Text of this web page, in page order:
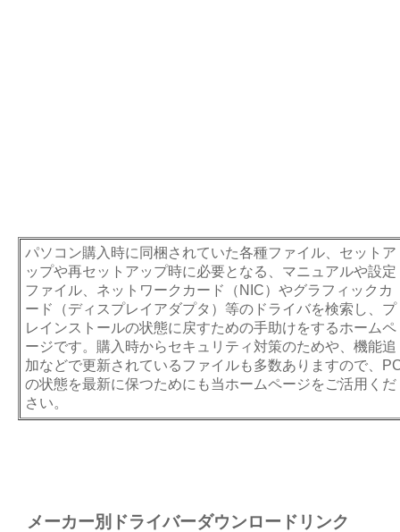
パソコン購入時に同梱されていた各種ファイル、セットア
ップや再セットアップ時に必要となる、マニュアルや設定
ファイル、ネットワークカード（NIC）やグラフィックカ
ード（ディスプレイアダプタ）等のドライバを検索し、プ
レインストールの状態に戻すための手助けをするホームペ
ージです。購入時からセキュリティ対策のためや、機能追
加などで更新されているファイルも多数ありますので、
の状態を最新に保つためにも当ホームページをご活用くだ
さい。
メーカー別ドライバーダウンロードリンク